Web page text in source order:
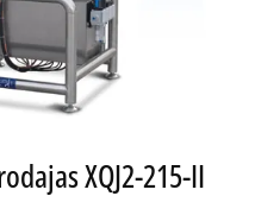
XQJ2-215-II